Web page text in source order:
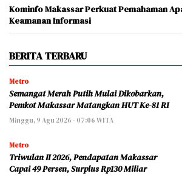
Kominfo Makassar Perkuat Pemahaman
Keamanan Informasi
BERITA TERBARU
Metro
Semangat Merah Putih Mulai Dikobarkan,
Pemkot Makassar Matangkan HUT Ke-81 RI
Minggu, 9 Agu 2026 - 07:06 WITA
Metro
Triwulan II 2026, Pendapatan Makassar
Capai 49 Persen, Surplus Rp130 Miliar